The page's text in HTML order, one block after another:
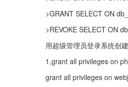
>GRANT SELECT ON
>REVOKE SELECT ON
用超级管理员登录系统创
1,grant all privileges on
grant all privileges on